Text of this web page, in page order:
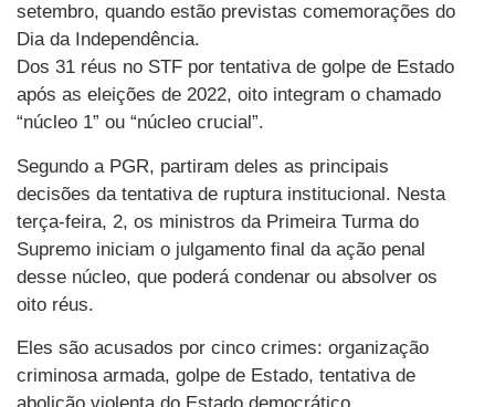
setembro, quando estão previstas comemorações do
Dia da Independência.
Dos 31 réus no STF por tentativa de golpe de Estado
após as eleições de 2022, oito integram o chamado
“núcleo 1” ou “núcleo crucial”.
Segundo a PGR, partiram deles as principais
decisões da tentativa de ruptura institucional. Nesta
terça-feira, 2, os ministros da Primeira Turma do
Supremo iniciam o julgamento final da ação penal
desse núcleo, que poderá condenar ou absolver os
oito réus.
Eles são acusados por cinco crimes: organização
criminosa armada, golpe de Estado, tentativa de